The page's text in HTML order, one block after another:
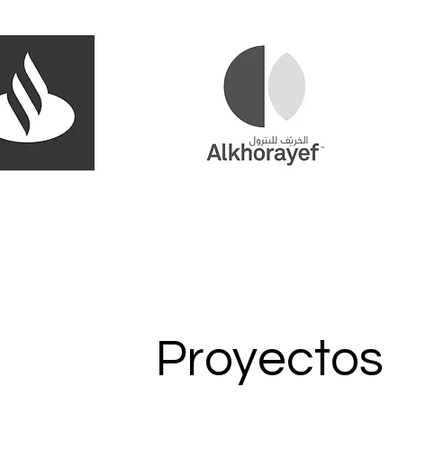
Proyectos